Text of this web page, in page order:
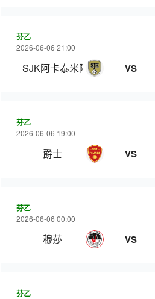
芬乙
2026-06-06 21:00
SJK阿卡泰米阿B队 VS
芬乙
2026-06-06 19:00
爵士 VS
芬乙
2026-06-06 00:00
穆莎 VS
芬乙